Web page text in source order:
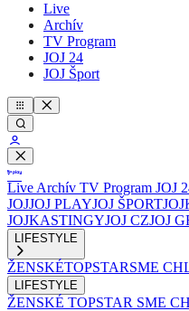
Live
Archív
TV Program
JOJ 24
JOJ Šport
Live Archív TV Program JOJ
JOJJOJ PLAYJOJ ŠPORT
JOJKASTINGYJOJ CZJOJ
LIFESTYLE
ŽENSKÉTOPSTARSME
LIFESTYLE
ŽENSKÉ TOPSTAR SME